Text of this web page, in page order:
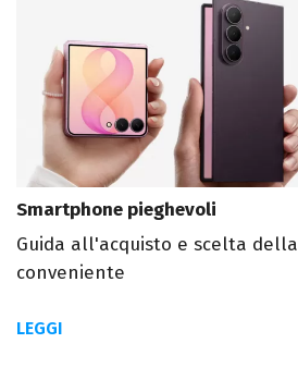
Smartphone pieghevoli
Guida all'acquisto e scelta
conveniente
LEGGI